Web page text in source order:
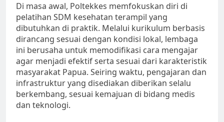
Di masa awal, Poltekkes memfokuskan diri di
pelatihan SDM kesehatan terampil yang
dibutuhkan di praktik. Melalui kurikulum berbasis
dirancang sesuai dengan kondisi lokal, lembaga
ini berusaha untuk memodifikasi cara mengajar
agar menjadi efektif serta sesuai dari karakteristik
masyarakat Papua. Seiring waktu, pengajaran dan
infrastruktur yang disediakan diberikan selalu
berkembang, sesuai kemajuan di bidang medis
dan teknologi.